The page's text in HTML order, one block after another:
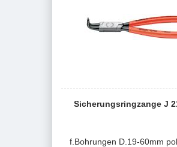
Sicherungsringzange J
f.Bohrungen D.19-60mm